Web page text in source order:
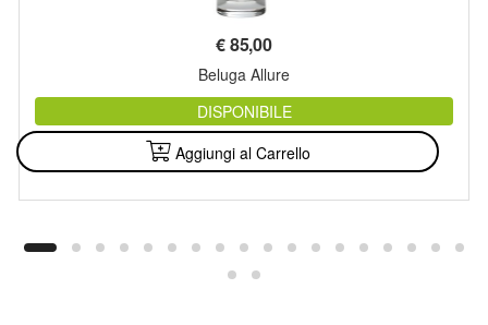
€85,00
Beluga Allure
DISPONIBILE
Aggiungi al Carrello